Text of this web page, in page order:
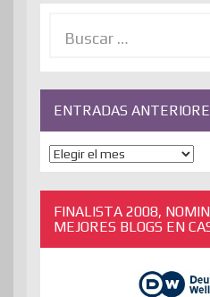
ENTRADAS
ENTRADAS
ANTERIORES
FINALISTA 2008,
MEJORES BLOGS EN